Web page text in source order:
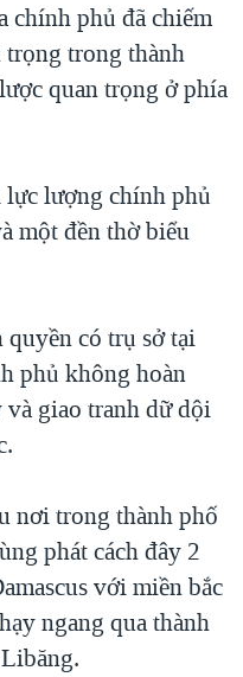
NAM
VIỆT NAM
VIỆT NAM
TỪ NÔNG THÔN MỸ
chính phủ đã chiếm
trọng trong thành
quan trọng ở phía
lượng chính phủ
một đền thờ biểu
có trụ sở tại
phủ không hoàn
giao tranh dữ dội
nơi trong thành phố
phát cách đây 2
với miền bắc
ngang qua thành